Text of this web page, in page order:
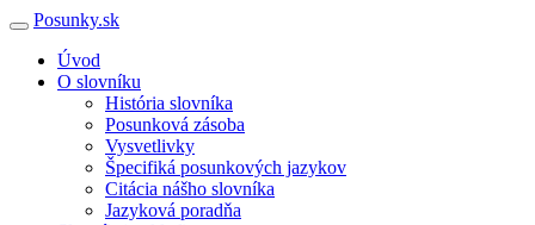
Posunky.sk
Úvod
O slovníku
História slovníka
Posunková zásoba
Vysvetlivky
Špecifiká posunkových jazykov
Citácia nášho slovníka
Jazyková poradňa